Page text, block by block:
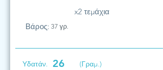
x2 τεμάχια
Βάρος: 37 γρ.
Υδατάν. 26 (Γραμ.)